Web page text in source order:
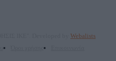
Webalists